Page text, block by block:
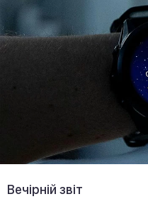
Вечірній звіт